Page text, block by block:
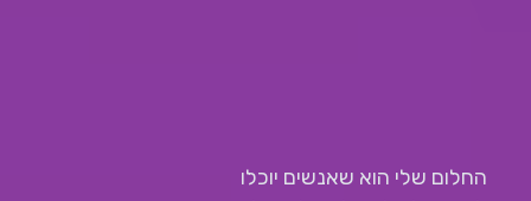
החלום שלי הוא שאנשים יוכלו